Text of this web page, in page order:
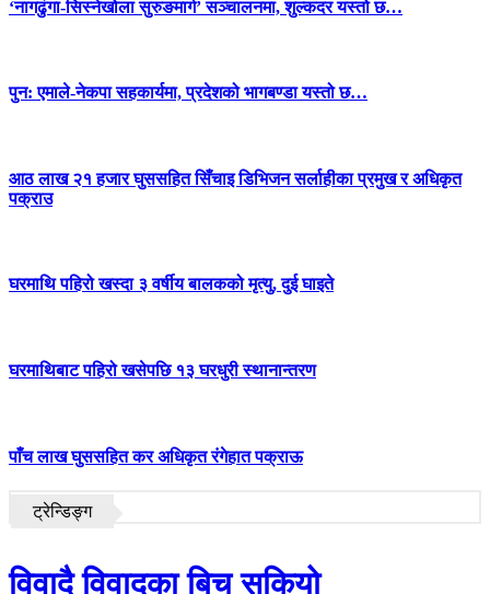
‘नागढुंगा-सिस्नेखोला सुरुङमार्ग’ सञ्चालनमा, शुल्कदर यस्तो छ…
पुन: एमाले-नेकपा सहकार्यमा, प्रदेशको भागबण्डा यस्तो छ…
आठ लाख २१ हजार घुससहित सिँचाइ डिभिजन सर्लाहीका प्रमुख र अधिकृत
पक्राउ
घरमाथि पहिरो खस्दा ३ वर्षीय बालकको मृत्यु, दुई घाइते
घरमाथिबाट पहिरो खसेपछि १३ घरधुरी स्थानान्तरण
पाँच लाख घुससहित कर अधिकृत रंगेहात पक्राऊ
ट्रेन्डिङ्ग
विवादै विवादका बिच सकियो